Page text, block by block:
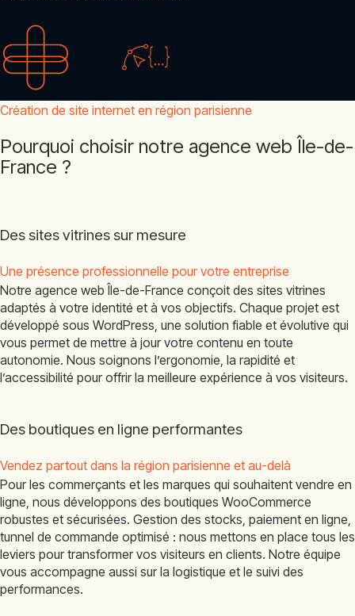
Création de site internet en région parisienne
Pourquoi choisir notre agence web Île-de-
France ?
Des sites vitrines sur mesure
Une présence professionnelle pour votre entreprise
Notre agence web Île-de-France conçoit des sites vitrines
adaptés à votre identité et à vos objectifs. Chaque projet est
développé sous WordPress, une solution fiable et évolutive qui
vous permet de mettre à jour votre contenu en toute
autonomie. Nous soignons l’ergonomie, la rapidité et
l’accessibilité pour offrir la meilleure expérience à vos visiteurs.
Des boutiques en ligne performantes
Vendez partout dans la région parisienne et au-delà
Pour les commerçants et les marques qui souhaitent vendre en
ligne, nous développons des boutiques WooCommerce
robustes et sécurisées. Gestion des stocks, paiement en ligne,
tunnel de commande optimisé : nous mettons en place tous les
leviers pour transformer vos visiteurs en clients. Notre équipe
vous accompagne aussi sur la logistique et le suivi des
performances.